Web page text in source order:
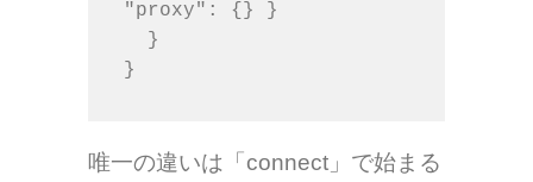
"proxy": {} }
}
唯一の違いは「connect」で始まる